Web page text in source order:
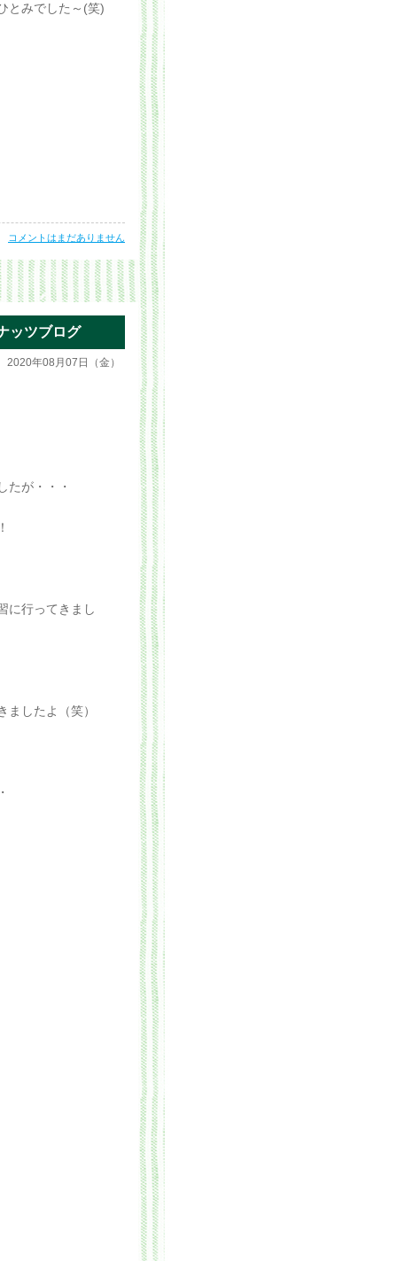
とみでした～(笑)
コメントはまだありません
ツブログ
2020年08月07日（金）
たが・・・
に行ってきまし
したよ（笑）